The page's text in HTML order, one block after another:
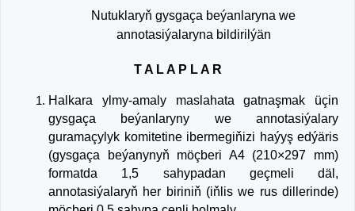
Nutuklaryň gysgaça beýanlaryna we
annotasiýalaryna bildirilýän
T A L A P L A R
Halkara ylmy-amaly maslahata gatnaşmak üçin
gysgaça beýanlaryny we annotasiýalary
guramaçylyk komitetine ibermegiňizi haýyş edýäris
(gysgaça beýanynyň möçberi A4 (210×297 mm)
formatda 1,5 sahypadan geçmeli däl,
annotasiýalaryň her biriniň (iňlis we rus dillerinde)